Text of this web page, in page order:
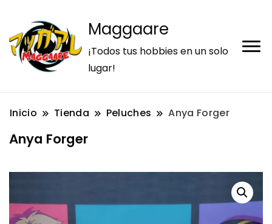
Maggaare
¡Todos tus hobbies en un solo
lugar!
Inicio Tienda Peluches Anya Forger
Anya Forger